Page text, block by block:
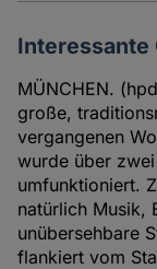
Interessante
MÜNCHEN.
große,
vergangenen
wurde über
umfunktioniert.
natürlich Musik,
unübersehbare
flankiert vom